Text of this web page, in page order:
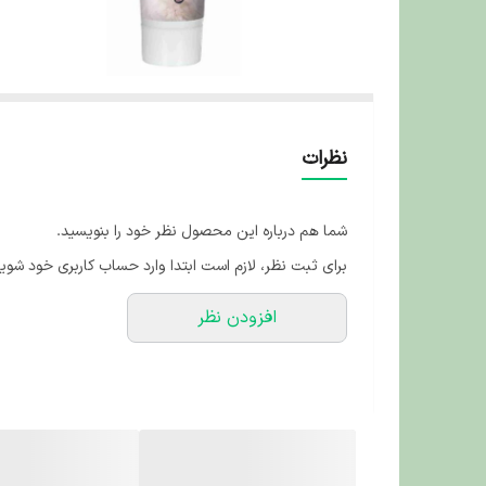
نظرات
شما هم درباره این محصول نظر خود را بنویسید.
برای ثبت نظر، لازم است ابتدا وارد حساب کاربری خود
افزودن نظر